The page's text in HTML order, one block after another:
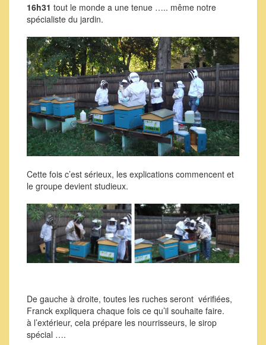
16h31 tout le monde a une tenue ….. même notre
spécialiste du jardin.
Cette fois c’est sérieux, les explications commencent et
le groupe devient studieux.
De gauche à droite, toutes les ruches seront vérifiées,
Franck expliquera chaque fois ce qu’il souhaite faire.
à l’extérieur, cela prépare les nourrisseurs, le sirop
spécial ….